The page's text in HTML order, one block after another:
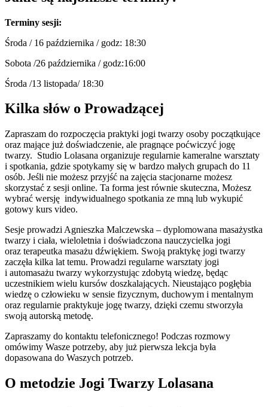
Terminy sesji:
Środa / 16 października / godz: 18:30
Sobota /26 października / godz:16:00
Środa /13 listopada/ 18:30
Kilka słów o Prowadzącej
Zapraszam do rozpoczęcia praktyki jogi twarzy osoby początkujące
oraz mające już doświadczenie, ale pragnące poćwiczyć jogę
twarzy. Studio Lolasana organizuje regularnie kameralne warsztaty
i spotkania, gdzie spotykamy się w bardzo małych grupach do 11
osób. Jeśli nie możesz przyjść na zajęcia stacjonarne możesz
skorzystać z sesji online. Ta forma jest równie skuteczna, Możesz
wybrać wersję indywidualnego spotkania ze mną lub wykupić
gotowy kurs video.
Sesje prowadzi Agnieszka Malczewska – dyplomowana masażystka
twarzy i ciała, wieloletnia i doświadczona nauczycielka jogi
oraz terapeutka masażu dźwiękiem. Swoją praktykę jogi twarzy
zaczęła kilka lat temu. Prowadzi regularne warsztaty jogi
i automasażu twarzy wykorzystując zdobytą wiedzę, będąc
uczestnikiem wielu kursów doszkalających. Nieustająco pogłębia
wiedzę o człowieku w sensie fizycznym, duchowym i mentalnym
oraz regularnie praktykuje jogę twarzy, dzięki czemu stworzyła
swoją autorską metodę.
Zapraszamy do kontaktu telefonicznego! Podczas rozmowy
omówimy Wasze potrzeby, aby już pierwsza lekcja była
dopasowana do Waszych potrzeb.
O metodzie Jogi Twarzy Lolasana